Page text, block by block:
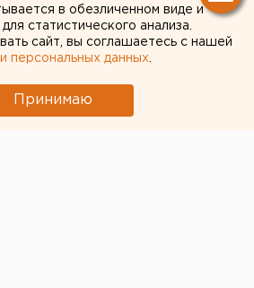
в обезличенном виде и
статистического анализа.
сайт, вы соглашаетесь с нашей
персональных данных
Принимаю